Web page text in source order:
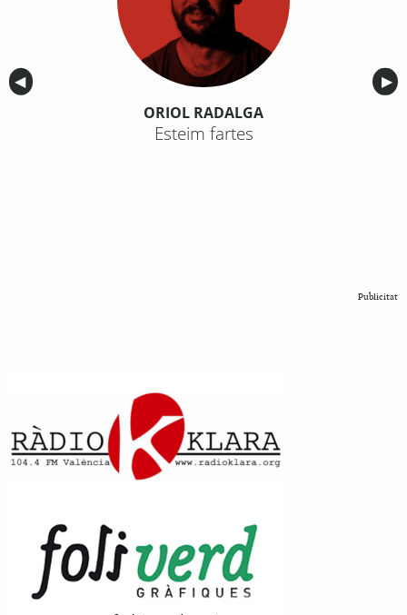
Anterior
◀︎ ▶︎
ORIOL RADALGA
Esteim fartes
Publicitat